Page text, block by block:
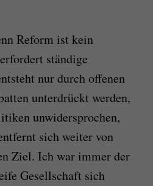
Reform ist kein
ständige
nur durch offenen
unterdrückt werden,
unwidersprochen,
sich weiter von
Ziel. Ich war immer der
Gesellschaft sich